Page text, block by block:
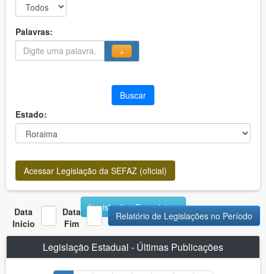
Palavras:
+
Buscar
Estado:
Acessar Legislação da SEFAZ (oficial)
Legislações Especiais
Data
Início
Data
Fim
Relatório de Legislações no Período
Legislação Estadual - Últimas Publicações